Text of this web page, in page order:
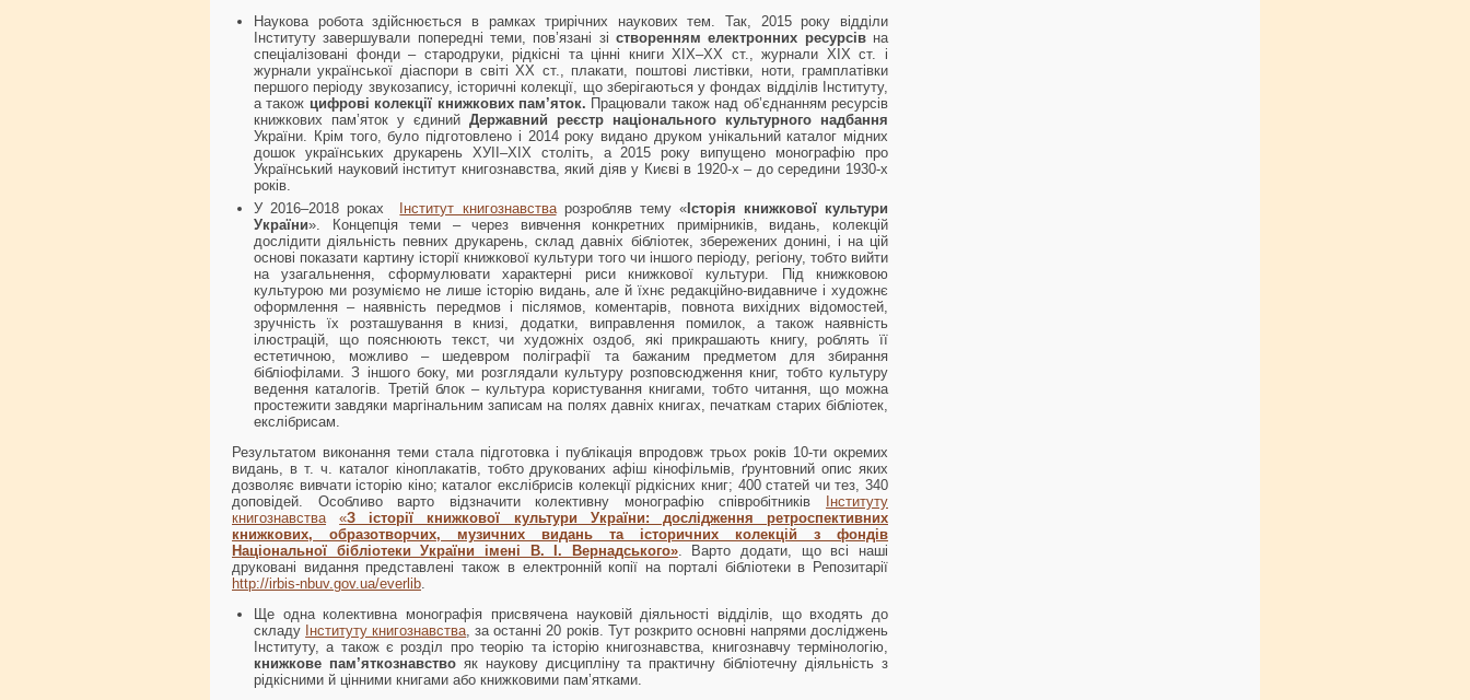
Наукова робота здійснюється в рамках трирічних наукових тем. Так, 2015 року відділи
Інституту завершували попередні теми, пов’язані зі створенням електронних ресурсівна
спеціалізовані фонди – стародруки, рідкісні та цінні книги ХІХ–ХХ ст., журнали ХІХ ст. і
журнали української діаспори в світі ХХ ст., плакати, поштові листівки, ноти, грамплатівки
першого періоду звукозапису, історичні колекції, що зберігаються у фондах відділів Інституту,
а також цифрові колекції книжкових пам’яток. Працювали також над об’єднанням ресурсів
книжкових пам’яток у єдиний Державний реєстр національного культурного надбання
України. Крім того, було підготовлено і 2014 року видано друком унікальний каталог мідних
дошок українських друкарень ХУІІ–ХІХ століть, а 2015 року випущено монографію про
Український науковий інститут книгознавства, який діяв у Києві в 1920-х – до середини 1930-х
років.
У 2016–2018 роках
Інститут книгознавстварозробляв тему «Історія книжкової культури
України». Концепція теми – через вивчення конкретних примірників, видань, колекцій
дослідити діяльність певних друкарень, склад давніх бібліотек, збережених донині, і на цій
основі показати картину історії книжкової культури того чи іншого періоду, регіону, тобто вийти
на узагальнення, сформулювати характерні риси книжкової культури. Під книжковою
культурою ми розуміємо не лише історію видань, але й їхнє редакційно-видавниче і художнє
оформлення – наявність передмов і післямов, коментарів, повнота вихідних відомостей,
зручність їх розташування в книзі, додатки, виправлення помилок, а також наявність
ілюстрацій, що пояснюють текст, чи художніх оздоб, які прикрашають книгу, роблять її
естетичною, можливо – шедевром поліграфії та бажаним предметом для збирання
бібліофілами. З іншого боку, ми розглядали культуру розповсюдження книг, тобто культуру
ведення каталогів. Третій блок – культура користування книгами, тобто читання, що можна
простежити завдяки маргінальним записам на полях давніх книгах, печаткам старих бібліотек,
екслібрисам.
Результатом виконання теми стала підготовка і публікація впродовж трьох років 10-ти окремих
видань, в т. ч. каталог кіноплакатів, тобто друкованих афіш кінофільмів, ґрунтовний опис яких
дозволяє вивчати історію кіно; каталог екслібрисів колекції рідкісних книг; 400 статей чи тез, 340
доповідей. Особливо варто відзначити колективну монографію співробітників
Інституту
книгознавства
«З історії книжкової культури України: дослідження ретроспективних
книжкових, образотворчих, музичних видань та історичних колекцій з фондів
Національної бібліотеки України імені В. І. Вернадського». Варто додати, що всі наші
друковані видання представлені також в електронній копії на порталі бібліотеки в Репозитарії
http://irbis-nbuv.gov.ua/everlib
Ще одна колективна монографія присвячена науковій діяльності відділів, що входять до
складу Інституту книгознавства , за останні 20 років. Тут розкрито основні напрями досліджень
Інституту, а також є розділ про теорію та історію книгознавства, книгознавчу термінологію,
книжкове пам’яткознавствояк наукову дисципліну та практичну бібліотечну діяльність з
рідкісними й цінними книгами або книжковими пам’ятками.